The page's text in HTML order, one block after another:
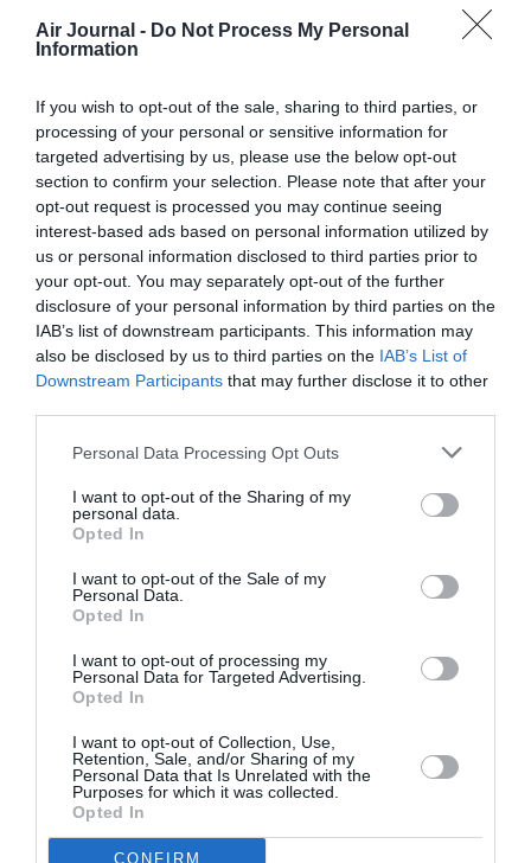
Air Journal - Do Not Process My Personal
Information
If you wish to opt-out of the sale, sharing to third parties, or
processing of your personal or sensitive information for
targeted advertising by us, please use the below opt-out
section to confirm your selection. Please note that after your
opt-out request is processed you may continue seeing
interest-based ads based on personal information utilized by
us or personal information disclosed to third parties prior to
your opt-out. You may separately opt-out of the further
disclosure of your personal information by third parties on the
IAB’s list of downstream participants. This information may
also be disclosed by us to third parties on the IAB’s List of
Downstream Participants that may further disclose it to other
Personal Data Processing Opt Outs
I want to opt-out of the Sharing of my
personal data.
Opted In
I want to opt-out of the Sale of my
Personal Data.
Opted In
I want to opt-out of processing my
Personal Data for Targeted Advertising.
Opted In
I want to opt-out of Collection, Use,
Retention, Sale, and/or Sharing of my
Personal Data that Is Unrelated with the
Purposes for which it was collected.
Opted In
CONFIRM
DERNIERS COMMENTAIRES
Mathématiques
a commenté l'article :
19 h 23 sans escale : le Boeing 777F de National
Airlines relie l’Écosse à l’Australie
Badissi novembria commenté l'article :
Nice–Corse : ces vols électriques qui se profilent à
l’horizon 2030
PUBLICITÉ